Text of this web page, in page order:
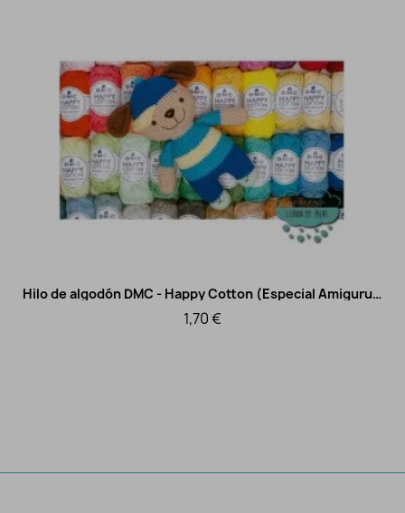
Vista rápida Hilo de algodón DMC - Happy Cotton (Especial Amigurumi)
1,70 €